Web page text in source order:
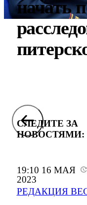
19:10 16 МАЯ
2023
РЕДАКЦИЯ
начать
СЛЕДИТЕ ЗА
НОВОСТЯМИ: